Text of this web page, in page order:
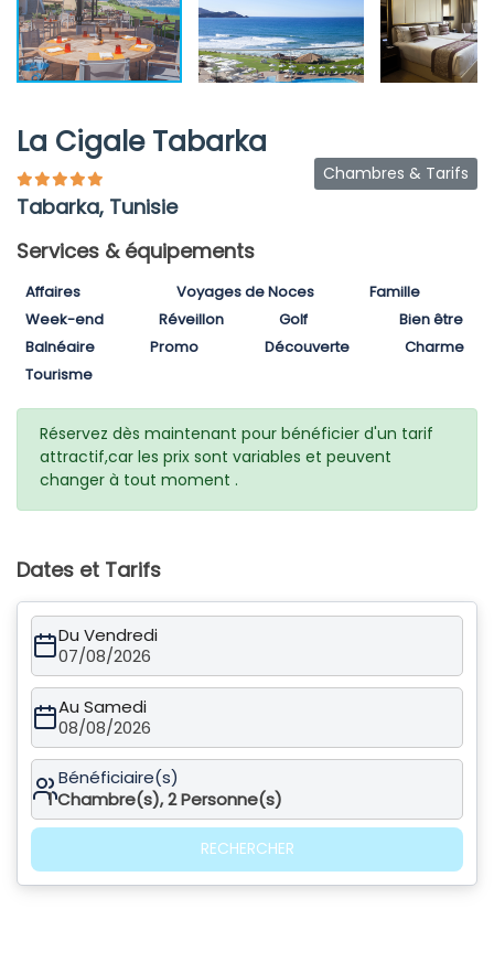
La Cigale Tabarka
Tabarka, Tunisie
Chambres & Tarifs
Services & équipements
Affaires Voyages de Noces
Famille
Week-end
Réveillon Golf
Bien être
Balnéaire
Promo Découverte
Charme
Tourisme
Réservez dès maintenant pour bénéficier d'un tarif
attractif,car les prix sont variables et peuvent
changer à tout moment .
Dates et Tarifs
Du Vendredi
07/08/2026
Au Samedi
08/08/2026
Bénéficiaire(s)
1Chambre(s),2Personne(s)
RECHERCHER